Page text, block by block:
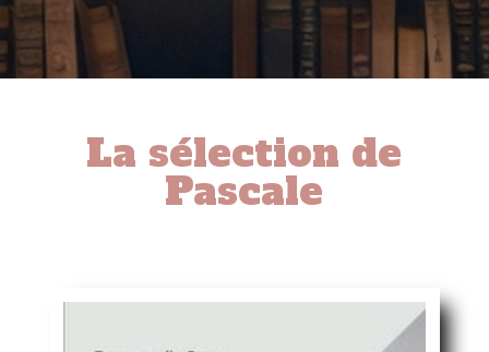
La sélection de
Pascale